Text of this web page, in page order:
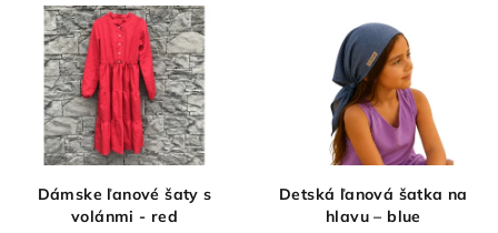
Dámske ľanové šaty s
volánmi - red
Detská ľanová šatka na
hlavu – blue